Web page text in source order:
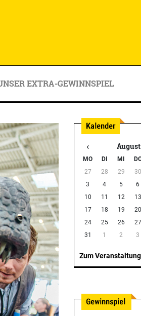
EXTRA-GEWINNSPIEL
‹
MO DI MI
27
28 29 30
3
4 5 6
10
11 12 13
17
18 19 20
24
25 26 27
31
1 2 3
Zum